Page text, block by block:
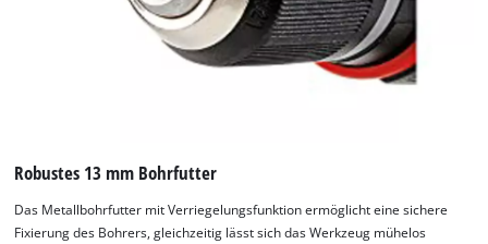
Robustes 13 mm Bohrfutter
Das Metallbohrfutter mit Verriegelungsfunktion ermöglicht eine sichere
Fixierung des Bohrers, gleichzeitig lässt sich das Werkzeug mühelos